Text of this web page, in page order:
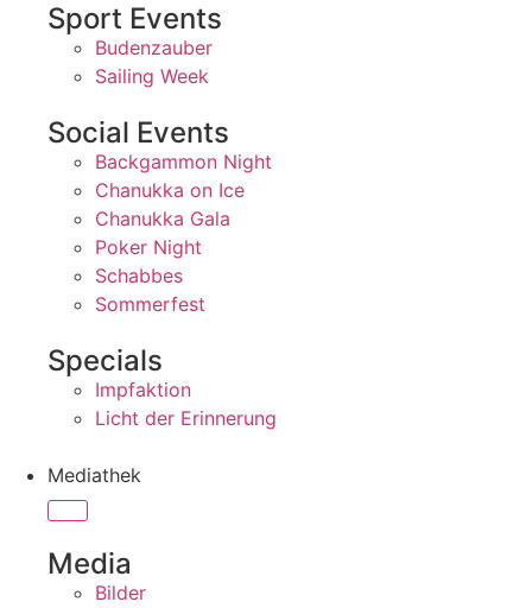
Sport Events
Budenzauber
Sailing Week
Social Events
Backgammon Night
Chanukka on Ice
Chanukka Gala
Poker Night
Schabbes
Sommerfest
Specials
Impfaktion
Licht der Erinnerung
Mediathek
Media
Bilder